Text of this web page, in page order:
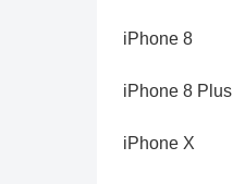
iPhone 8
iPhone 8 Plus
iPhone X